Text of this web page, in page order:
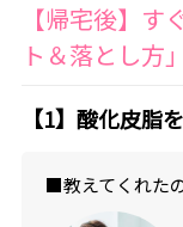
【帰宅後】
ト＆落とし方」
【1】酸化皮脂
■教えてくれた